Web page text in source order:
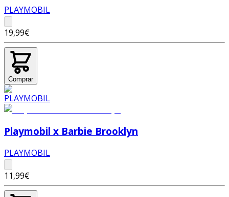
PLAYMOBIL
19,99€
Comprar
Playmobil x Barbie Brooklyn
PLAYMOBIL
11,99€